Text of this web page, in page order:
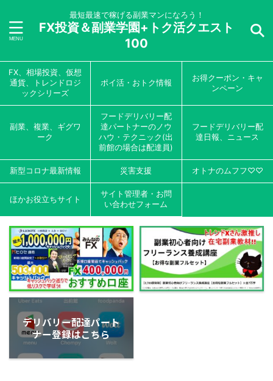
最短最速で稼げる副業マンになろう！
FX投資＆副業学園+トク活クエスト
100
FX、相場投資、仮想
通貨、トレンドロジ
ックシリーズ
ポイ活・おトク情報
お得クーポン・キャ
ンペーン
副業、複業、ギグワ
ーク
フードデリバリー配
達パートナーのノウ
ハウ・テクニック(出
前館の場合は配達員)
フードデリバリー配
達日報、ニュース
新型コロナ最新情報 災害支援 オトナのムフフ♡♡
ほかお役立ちサイト
サイト管理者・お問
い合わせフォーム
デリバリー配達パート
ナー登録はこちら